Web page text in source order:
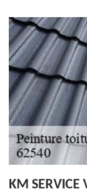
KM SERVICE